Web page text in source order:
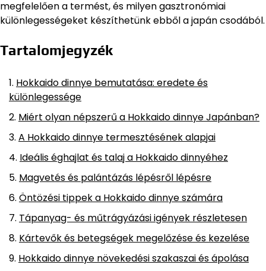
megfelelően a termést, és milyen gasztronómiai
különlegességeket készíthetünk ebből a japán csodából.
Tartalomjegyzék
Hokkaido dinnye bemutatása: eredete és
különlegessége
Miért olyan népszerű a Hokkaido dinnye Japánban?
A Hokkaido dinnye termesztésének alapjai
Ideális éghajlat és talaj a Hokkaido dinnyéhez
Magvetés és palántázás lépésről lépésre
Öntözési tippek a Hokkaido dinnye számára
Tápanyag- és műtrágyázási igények részletesen
Kártevők és betegségek megelőzése és kezelése
Hokkaido dinnye növekedési szakaszai és ápolása